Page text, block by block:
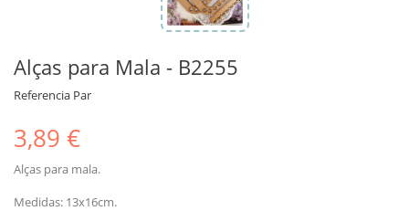
Alças para Mala - B2255
Referencia Par
3,89 €
Alças para mala.
Medidas: 13x16cm.